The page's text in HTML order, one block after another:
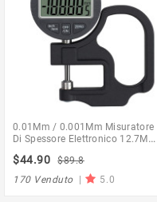
0.01Mm / 0.001Mm Misuratore
Di Spessore Elettronico 12.7Mm
Micrometro Digitale Tester Di
Spessore Micrometro
$44.90
$89.8
170 Venduto | 5.0